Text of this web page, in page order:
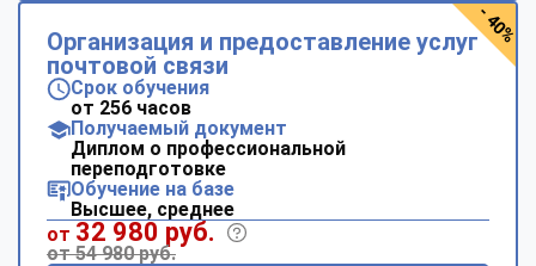
Организация и предоставление услуг
почтовой связи
Срок обучения
от 256 часов
Получаемый документ
Диплом о профессиональной
переподготовке
Обучение на базе
Высшее, среднее
от 32 980 руб.
от 54 980 руб.
- 40%